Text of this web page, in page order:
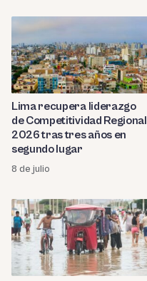
Lima recupera liderazgo
de Competitividad Regional
2026 tras tres años en
segundo lugar
8 de julio